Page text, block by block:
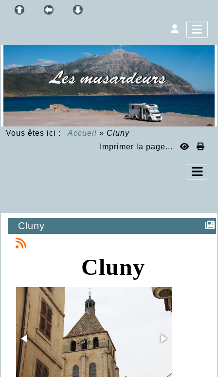
Vous êtes ici : Accueil » Cluny
Imprimer la page...
Cluny
Cluny